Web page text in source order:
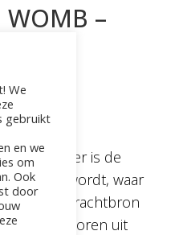
WOMB –
baarmoeder is de
geboren wordt, waar
jouw krachtbron
geboren uit
We
gebruikt
en we
om
Ook
door